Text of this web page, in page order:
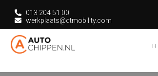
013 204 51 00
werkplaats@dtmobility.com